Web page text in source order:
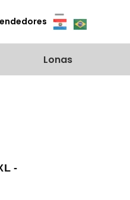
Lonas
-